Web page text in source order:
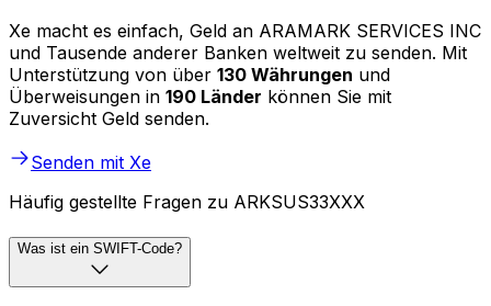
Xe macht es einfach, Geld an ARAMARK SERVICES INC
und Tausende anderer Banken weltweit zu senden. Mit
Unterstützung von über 130 Währungen und
Überweisungen in 190 Länder können Sie mit
Zuversicht Geld senden.
Senden mit Xe
Häufig gestellte Fragen zu ARKSUS33XXX
Was ist ein SWIFT-Code?